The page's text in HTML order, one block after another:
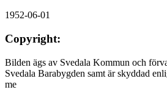
1952-06-01
Copyright:
Bilden ägs av Svedala Kommun och
Svedala Barabygden samt är skyddad
me